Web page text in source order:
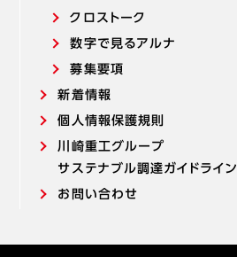
クロストーク
数字で見るアルナ
募集要項
新着情報
個人情報保護規則
川崎重工グループ
サステナブル調達ガイドライン
お問い合わせ